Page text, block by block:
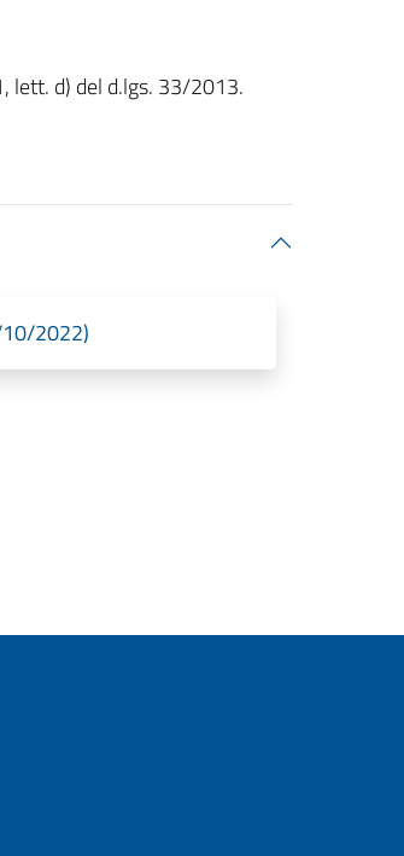
lett. d) del d.lgs. 33/2013.
10/2022)